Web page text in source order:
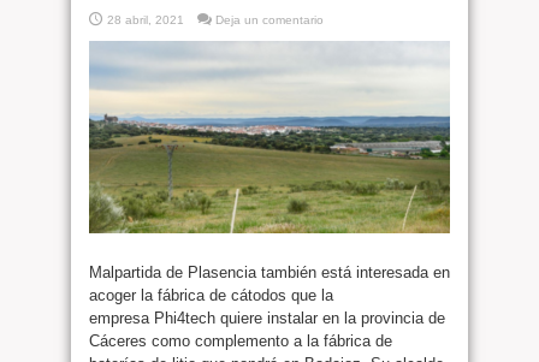
28 abril, 2021 Deja un comentario
Malpartida de Plasencia también está interesada en
acoger la fábrica de cátodos que la
empresa Phi4tech quiere instalar en la provincia de
Cáceres como complemento a la fábrica de